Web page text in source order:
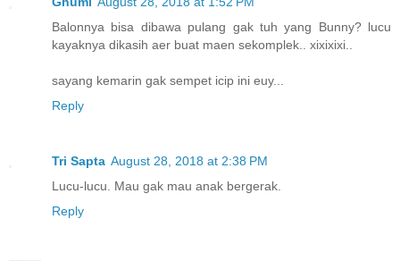
Balonnya bisa dibawa pulang gak tuh yang Bunny? lucu
kayaknya dikasih aer buat maen sekomplek.. xixixixi..
sayang kemarin gak sempet icip ini euy...
Reply
Tri Sapta August 28, 2018 at 2:38 PM
Lucu-lucu. Mau gak mau anak bergerak.
Reply